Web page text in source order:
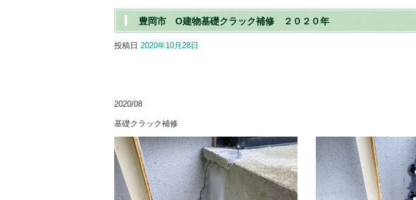
豊岡市 O建物基礎クラック補修 ２０２０年
投稿日 2020年10月28日
2020/08
基礎クラック補修